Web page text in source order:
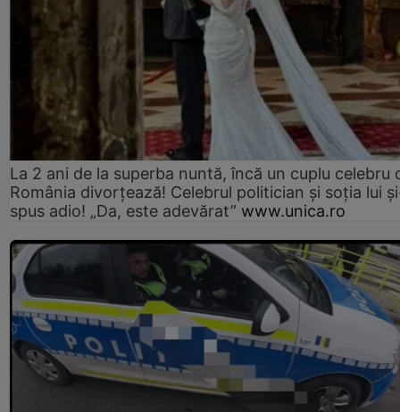
La 2 ani de la superba nuntă, încă un cuplu celebru
România divorțează! Celebrul politician și soția lui
spus adio! „Da, este adevărat” www.unica.ro